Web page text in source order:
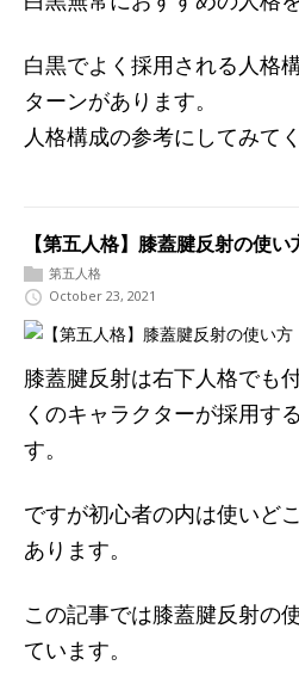
白黒でよく採用される人格
ターンがあります。
人格構成の参考にしてみて
【第五人格】膝蓋腱反射の使い
第五人格
October 23, 2021
膝蓋腱反射は右下人格でも
くのキャラクターが採用す
す。
ですが初心者の内は使いど
あります。
この記事では膝蓋腱反射の
ています。